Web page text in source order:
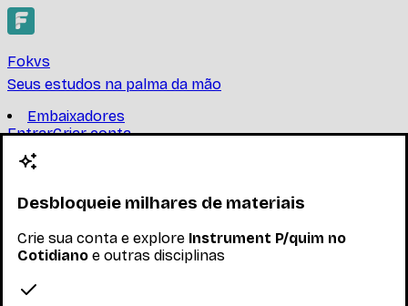
Fokvs
Seus estudos na palma da mão
Embaixadores
EntrarCriar conta
Criar conta
Instrument P/quim no
Cotidiano
UNIVERSIDADE FEDERAL DO RIO DE JANEIRO
químico: inter-relação entre representação,
Desbloqueie milhares de materiais
Crie sua conta e explore Instrument P/quim no
Cotidiano e outras disciplinas